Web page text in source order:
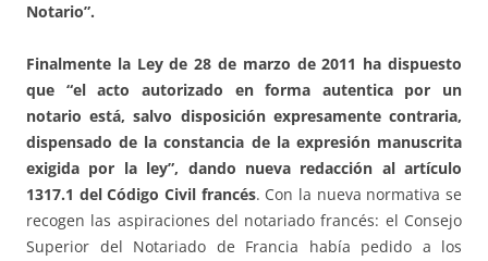
Notario”.
Finalmente la Ley de 28 de marzo de 2011 ha dispuesto
que “el acto autorizado en forma autentica por un
notario está, salvo disposición expresamente contraria,
dispensado de la constancia de la expresión manuscrita
exigida por la ley”, dando nueva redacción al artículo
1317.1 del Código Civil francés. Con la nueva normativa se
recogen las aspiraciones del notariado francés: el Consejo
Superior del Notariado de Francia había pedido a los